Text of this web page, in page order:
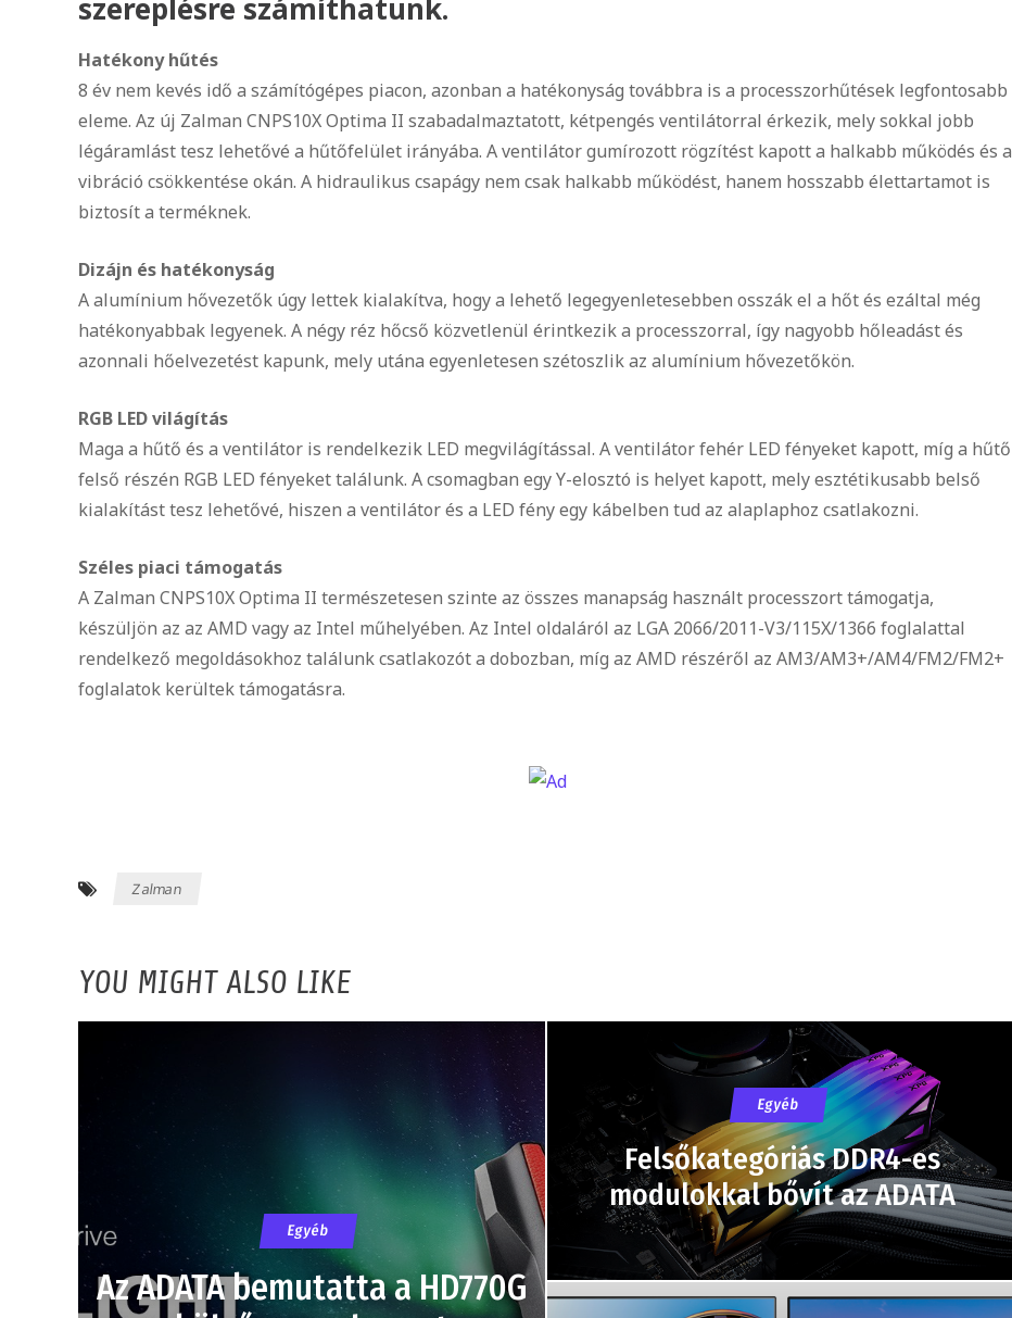
szereplésre számíthatunk.
Hatékony hűtés
8 év nem kevés idő a számítógépes piacon, azonban a hatékonyság továbbra is a processzorhűtések legfontosabb
eleme. Az új Zalman CNPS10X Optima II szabadalmaztatott, kétpengés ventilátorral érkezik, mely sokkal jobb
légáramlást tesz lehetővé a hűtőfelület irányába. A ventilátor gumírozott rögzítést kapott a halkabb működés és a
vibráció csökkentése okán. A hidraulikus csapágy nem csak halkabb működést, hanem hosszabb élettartamot is
biztosít a terméknek.
Dizájn és hatékonyság
A alumínium hővezetők úgy lettek kialakítva, hogy a lehető legegyenletesebben osszák el a hőt és ezáltal még
hatékonyabbak legyenek. A négy réz hőcső közvetlenül érintkezik a processzorral, így nagyobb hőleadást és
azonnali hőelvezetést kapunk, mely utána egyenletesen szétoszlik az alumínium hővezetőkön.
RGB LED világítás
Maga a hűtő és a ventilátor is rendelkezik LED megvilágítással. A ventilátor fehér LED fényeket kapott, míg a hűtő
felső részén RGB LED fényeket találunk. A csomagban egy Y-elosztó is helyet kapott, mely esztétikusabb belső
kialakítást tesz lehetővé, hiszen a ventilátor és a LED fény egy kábelben tud az alaplaphoz csatlakozni.
Széles piaci támogatás
A Zalman CNPS10X Optima II természetesen szinte az összes manapság használt processzort támogatja,
készüljön az az AMD vagy az Intel műhelyében. Az Intel oldaláról az LGA 2066/2011-V3/115X/1366 foglalattal
rendelkező megoldásokhoz találunk csatlakozót a dobozban, míg az AMD részéről az AM3/AM3+/AM4/FM2/FM2+
foglalatok kerültek támogatásra.
Zalman
YOU MIGHT ALSO LIKE
Egyéb
Az ADATA bemutatta a HD770G
Egyéb
Felsőkategóriás DDR4-es
modulokkal bővít az ADATA